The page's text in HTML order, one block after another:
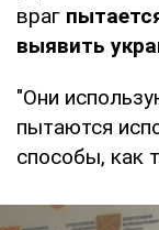
враг
выявить
"Они
пытаются
способы, как